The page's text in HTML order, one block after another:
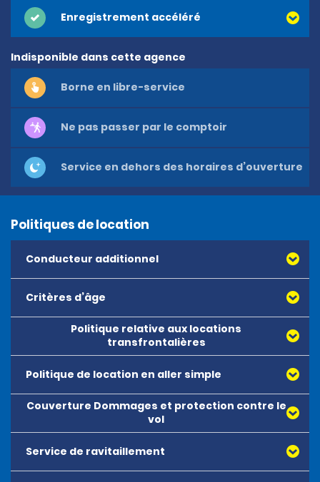
Enregistrement accéléré
Indisponible dans cette agence
Borne en libre-service
Ne pas passer par le comptoir
Service en dehors des horaires d’ouverture
Politiques de location
Conducteur additionnel
Critères d’âge
Politique relative aux locations
transfrontalières
Politique de location en aller simple
Couverture Dommages et protection contre le
vol
Service de ravitaillement